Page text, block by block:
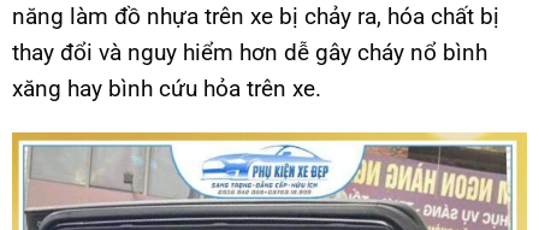
năng làm đồ nhựa trên xe bị chảy ra, hóa chất bị
thay đổi và nguy hiểm hơn dễ gây cháy nổ bình
xăng hay bình cứu hỏa trên xe.